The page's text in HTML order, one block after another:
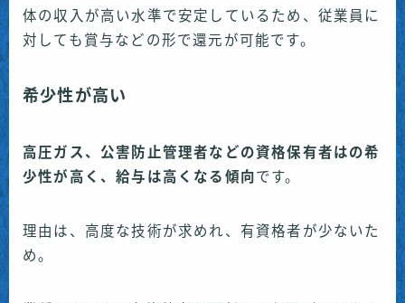
体の収入が高い水準で安定しているため、従業員に
対しても賞与などの形で還元が可能です。
希少性が高い
高圧ガス、公害防止管理者などの資格保有者はの希
少性が高く、給与は高くなる傾向です。
理由は、高度な技術が求めれ、有資格者が少ないた
め。